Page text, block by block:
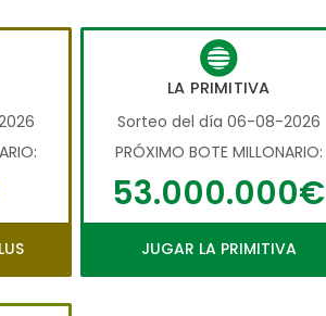
LA PRIMITIVA
Sorteo del día 06-08-2026
PRÓXIMO BOTE MILLONARIO:
53.000.000€
JUGAR LA PRIMITIVA